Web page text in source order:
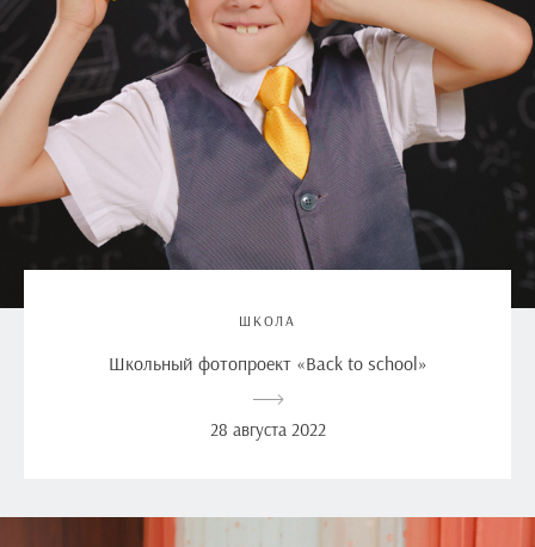
ШКОЛА
Школьный фотопроект «Back to school»
28 августа 2022